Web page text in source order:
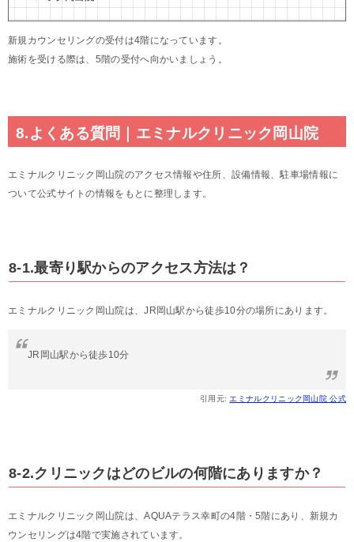
新規カウンセリングの受付は4階になっています。
施術を受ける際は、5階の受付へ向かいましょう。
8.よくある質問｜エミナルクリニック岡山院
エミナルクリニック岡山院のアクセス情報や住所、設備情報、駐車場情報に
ついて公式サイトの情報をもとに整理します。
8-1.最寄り駅からのアクセス方法は？
エミナルクリニック岡山院は、JR岡山駅から徒歩10分の場所にあります。
JR岡山駅から徒歩10分
引用元:エミナルクリニック岡山院 公式
8-2.クリニックはどのビルの何階にありますか？
エミナルクリニック岡山院は、AQUAテラス幸町の4階・5階にあり、新規カ
ウンセリングは4階で実施されています。